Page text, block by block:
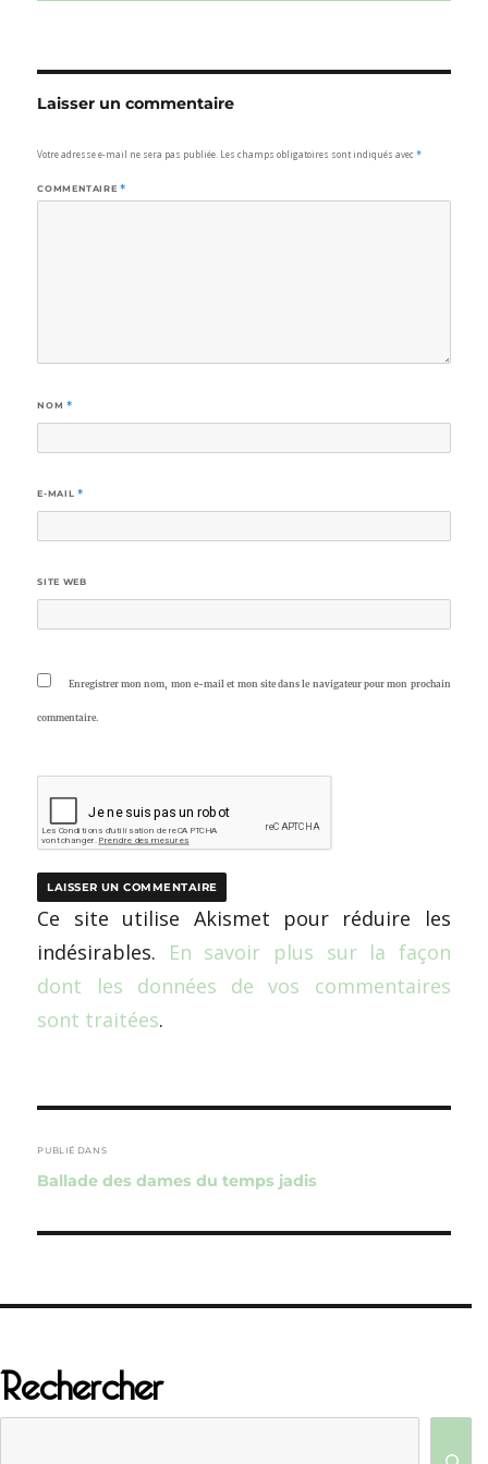
Laisser un commentaire
Votre adresse e-mail ne sera pas publiée. Les champs obligatoires sont indiqués avec*
COMMENTAIRE *
NOM *
E-MAIL *
SITE WEB
Enregistrer mon nom, mon e-mail et mon site dans le navigateur pour mon prochain
commentaire.
Ce site utilise Akismet pour réduire les
indésirables. En savoir plus sur la façon
dont les données de vos commentaires
sont traitées.
de
l’article
PUBLIÉ DANS
Ballade des dames du temps jadis
Rechercher